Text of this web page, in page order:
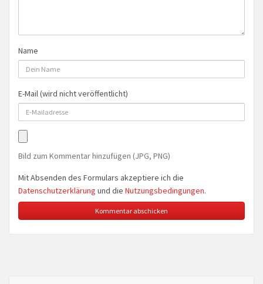
Name
E-Mail (wird nicht veröffentlicht)
Bild zum Kommentar hinzufügen (JPG, PNG)
Mit Absenden des Formulars akzeptiere ich die
Datenschutzerklärung und die Nutzungsbedingungen.